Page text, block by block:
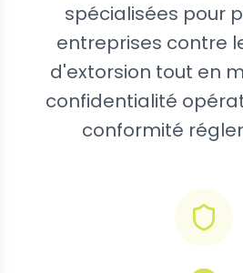
spécialisées pour
entreprises contre
d'extorsion tout en
confidentialité
conformité